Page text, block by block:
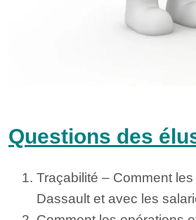
Questions des
Traçabilité – Comment
Dassault et avec les